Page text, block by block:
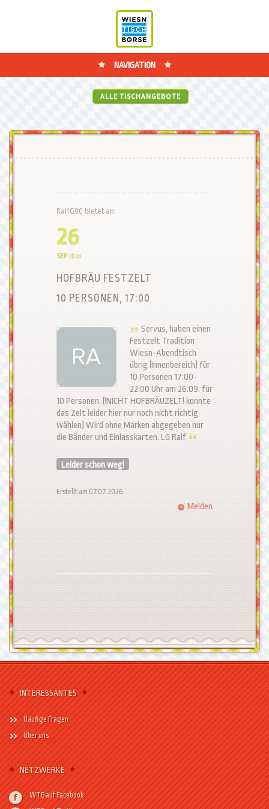
NAVIGATION
ALLE TISCHANGEBOTE
RalfG90 bietet an:
26
SEP 2026
HOFBRÄU FESTZELT
10 PERSONEN, 17:00
Servus, haben einen
Festzelt Tradition
Wiesn-Abendtisch
übrig (Innenbereich) für
10 Personen 17:00-
22:00 Uhr am 26.09. für
10 Personen. (!NICHT HOFBRÄUZELT! konnte
das Zelt leider hier nur noch nicht richtig
wählen) Wird ohne Marken abgegeben nur
die Bänder und Einlasskarten. LG Ralf
Leider schon weg!
Erstellt am 07.07.2026
Melden
INTERESSANTES
Häufige Fragen
Über uns
NETZWERKE
WTB auf Facebook